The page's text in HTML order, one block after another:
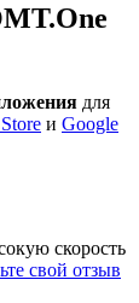
для
и Google
скорость
свой отзыв